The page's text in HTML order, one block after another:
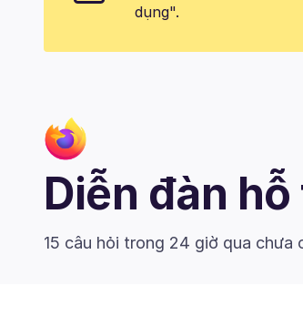
dụng".
Diễn đàn
15 câu hỏi trong 24 giờ qua chưa